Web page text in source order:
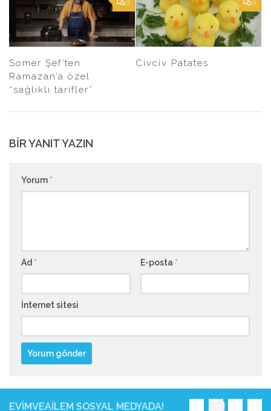
0
Somer Şef’ten
Ramazan’a özel
“sağlıklı tarifler”
0
Civciv Patates
BIR YANIT YAZIN
Yorum *
Ad * E-posta *
İnternet sitesi
EVIMVEAILEM SOSYAL MEDYADA!